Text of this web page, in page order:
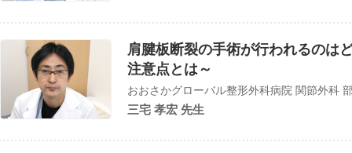
肩腱板断裂の手術が行われるのは
注意点とは～
おおさかグローバル整形外科病院 関節外科
三宅 孝宏 先生